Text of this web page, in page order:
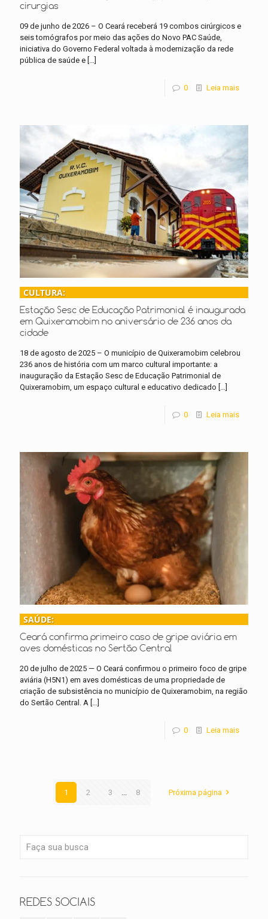
cirurgias
09 de junho de 2026 – O Ceará receberá 19 combos cirúrgicos e
seis tomógrafos por meio das ações do Novo PAC Saúde,
iniciativa do Governo Federal voltada à modernização da rede
pública de saúde e […]
0 Leia mais
CULTURA:
Estação Sesc de Educação Patrimonial é inaugurada
em Quixeramobim no aniversário de 236 anos da
cidade
18 de agosto de 2025 – O município de Quixeramobim celebrou
236 anos de história com um marco cultural importante: a
inauguração da Estação Sesc de Educação Patrimonial de
Quixeramobim, um espaço cultural e educativo dedicado […]
0 Leia mais
SAÚDE:
Ceará confirma primeiro caso de gripe aviária em
aves domésticas no Sertão Central
20 de julho de 2025 — O Ceará confirmou o primeiro foco de gripe
aviária (H5N1) em aves domésticas de uma propriedade de
criação de subsistência no município de Quixeramobim, na região
do Sertão Central. A […]
0 Leia mais
1 2 3 8 Próxima página
REDES SOCIAIS